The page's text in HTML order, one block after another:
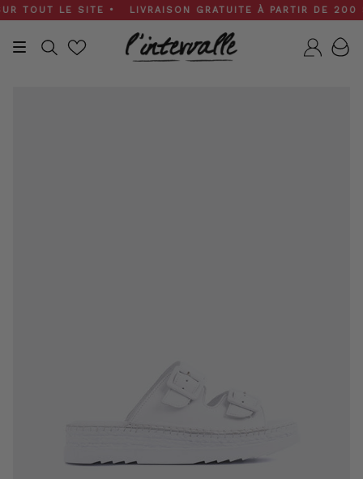
Skip
to
content
LE SITE • LIVRAISON GRATUITE À PARTIR DE 200
Recherche